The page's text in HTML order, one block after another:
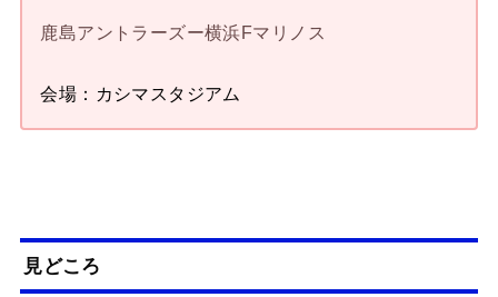
鹿島アントラーズー横浜Fマリノス
会場：カシマスタジアム
見どころ